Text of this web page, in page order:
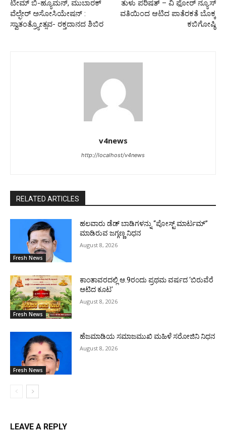
ಟೀಮ್ ಬಿ-ಹ್ಯೂಮನ್, ಮುಬಾರಕ್
ವೆಲ್ಫೇರ್ ಅಸೋಸಿಯೇಷನ್ :
ಸ್ವಾತಂತ್ರ್ಯೋತ್ಸವ- ರಕ್ತದಾನದ ಶಿಬಿರ
ತುಳು ಪರಿಷತ್ – ವಿ ಫೋರ್ ನ್ಯೂಸ್
ವತಿಯಿಂದ ಆಟಿದ ಪಾತೆರಕತೆ ಬೊಕ್ಕ
ಕಬಿಗೋಷ್ಠಿ
v4news
http://localhost/v4news
RELATED ARTICLES
Fresh News
ಹಲವಾರು ಡೆಡ್ ಬಾಡಿಗಳನ್ನು “ಪೋಸ್ಟ್ ಮಾರ್ಟಮ್”
ಮಾಡಿರುವ ಜಗ್ಗಣ್ಣ ನಿಧನ
August 8, 2026
Fresh News
ಕಾಂತಾವರದಲ್ಲಿ ಆ.9ರಂದು ಪ್ರಥಮ ವರ್ಷದ ‘ಬಿರುವೆರೆ
ಆಟಿದ ಕೂಟ’
August 8, 2026
Fresh News
ಹೆಜಮಾಡಿಯ ಸಮಾಜಮುಖಿ ಮಹಿಳೆ ಸರೋಜಿನಿ ನಿಧನ
August 8, 2026
LEAVE A REPLY